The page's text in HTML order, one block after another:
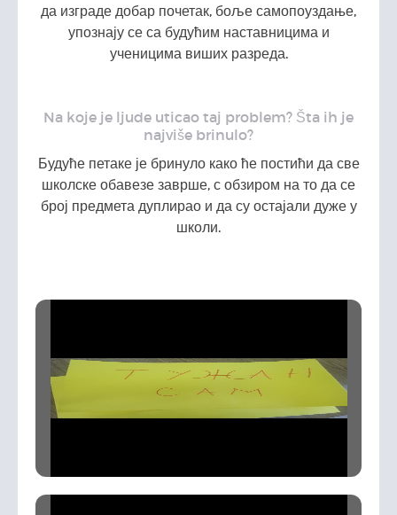
да изграде добар почетак, боље самопоуздање,
упознају се са будућим наставницима и
ученицима виших разреда.
Na koje je ljude uticao taj problem? Šta ih je
najviše brinulo?
Будуће петаке је бринуло како ће постићи да све
школске обавезе заврше, с обзиром на то да се
број предмета дуплирао и да су остајали дуже у
школи.